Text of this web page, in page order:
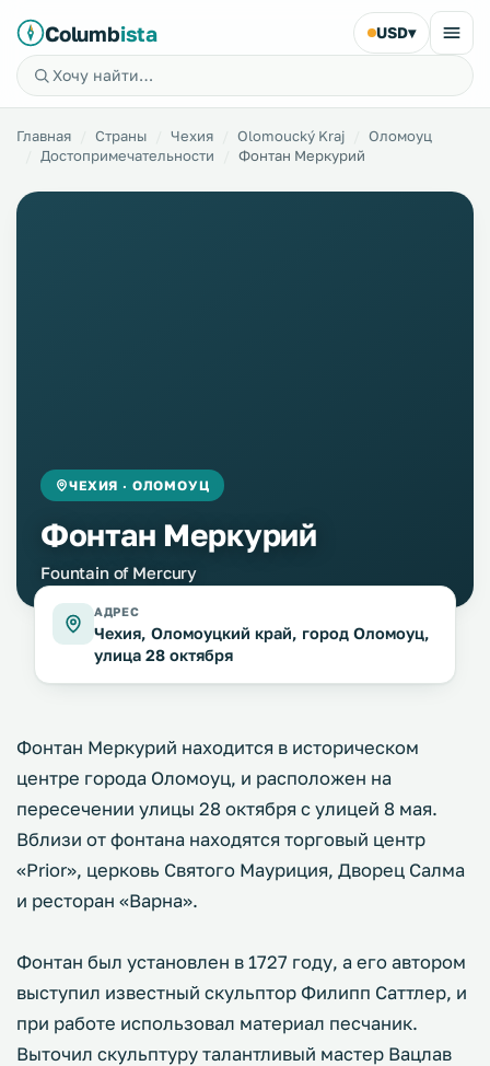
Columbista USD▾
Главная Страны Чехия Olomoucký Kraj
Оломоуц
Достопримечательности
Фонтан Меркурий
ЧЕХИЯ · ОЛОМОУЦ
Фонтан Меркурий
Fountain of Mercury
АДРЕС
Чехия, Оломоуцкий край, город Оломоуц,
улица 28 октября
Фонтан Меркурий находится в историческом
центре города Оломоуц, и расположен на
пересечении улицы 28 октября с улицей 8 мая.
Вблизи от фонтана находятся торговый центр
«Prior», церковь Святого Мауриция, Дворец Салма
и ресторан «Варна».
Фонтан был установлен в 1727 году, а его автором
выступил известный скульптор Филипп Саттлер, и
при работе использовал материал песчаник.
Выточил скульптуру талантливый мастер Вацлав